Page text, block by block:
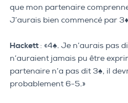
que mon partenaire
J’aurais bien commencé par
Hackett : «4♠. Je n’aurais pas
n’auraient jamais pu être
partenaire n’a pas dit 3♠, il
probablement 6-5.»